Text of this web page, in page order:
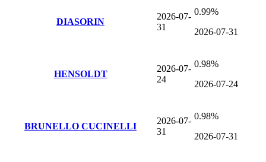
DIASORIN
2026-07-
31
0.99%
2026-07-31
HENSOLDT
2026-07-
24
0.98%
2026-07-24
BRUNELLO CUCINELLI
2026-07-
31
0.98%
2026-07-31